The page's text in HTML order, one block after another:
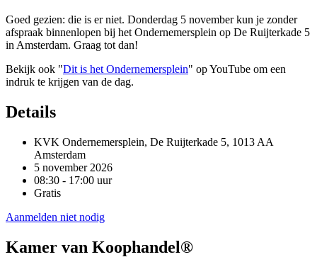
Goed gezien: die is er niet. Donderdag 5 november kun je zonder
afspraak binnenlopen bij het Ondernemersplein op De Ruijterkade 5
in Amsterdam. Graag tot dan!
Bekijk ook "Dit is het Ondernemersplein" op YouTube om een
indruk te krijgen van de dag.
Details
KVK Ondernemersplein, De Ruijterkade 5, 1013 AA
Amsterdam
5 november 2026
08:30 - 17:00 uur
Gratis
Aanmelden niet nodig
Kamer van Koophandel®